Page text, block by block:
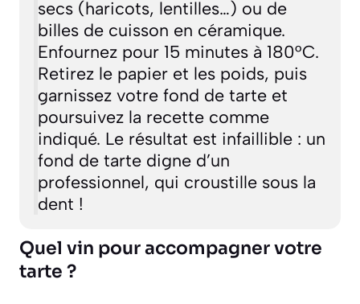
secs (haricots, lentilles…) ou de
billes de cuisson en céramique.
Enfournez pour 15 minutes à 180°C.
Retirez le papier et les poids, puis
garnissez votre fond de tarte et
poursuivez la recette comme
indiqué. Le résultat est infaillible : un
fond de tarte digne d’un
professionnel, qui croustille sous la
dent !
Quel vin pour accompagner votre
tarte ?